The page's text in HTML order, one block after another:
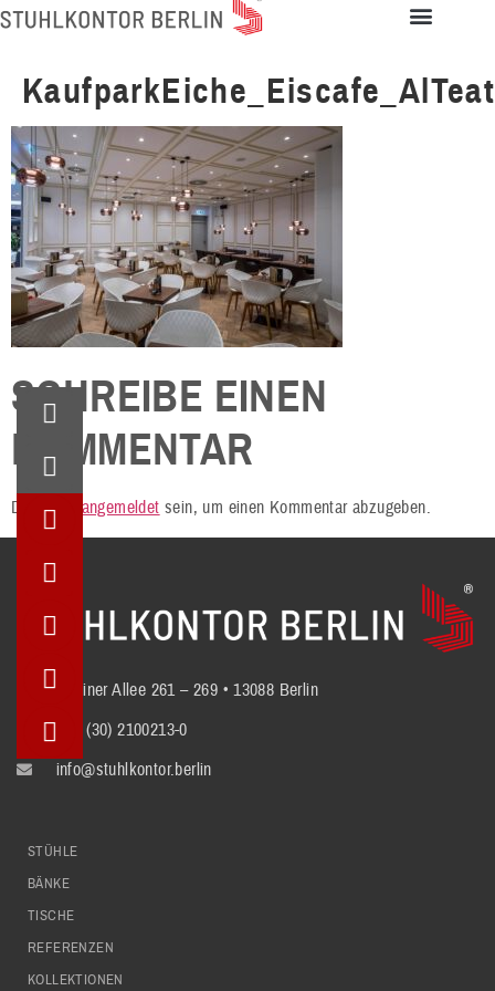
SCHREIBE EINEN
KOMMENTAR
Du musst angemeldet sein, um einen Kommentar abzugeben.
Berliner Allee 261 – 269 • 13088 Berlin
+49 (30) 2100213-0
info@stuhlkontor.berlin
STÜHLE
BÄNKE
TISCHE
REFERENZEN
KOLLEKTIONEN